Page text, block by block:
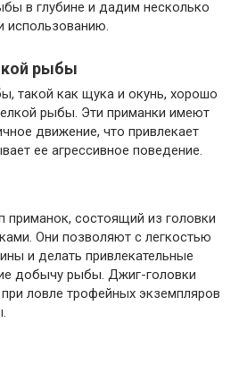
в глубине и дадим несколько
использованию.
рыбы
такой как щука и окунь, хорошо
рыбы. Эти приманки имеют
движение, что привлекает
ее агрессивное поведение.
приманок, состоящий из головки
Они позволяют с легкостью
и делать привлекательные
добычу рыбы. Джиг-головки
ловле трофейных экземпляров